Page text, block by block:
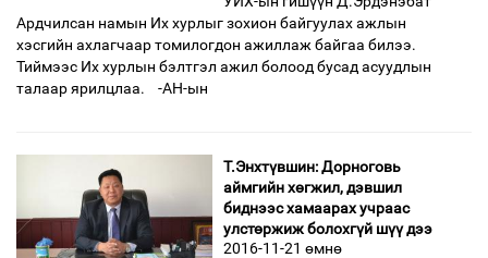
Ардчилсан намын Их хурлыг зохион байгуулах ажлын
хэсгийн ахлагчаар томилогдон ажиллаж байгаа билээ.
Тиймээс Их хурлын бэлтгэл ажил болоод бусад асуудлын
талаар ярилцлаа. -АН-ын
Т.Энхтүвшин: Дорноговь
аймгийн хөгжил, дэвшил
биднээс хамаарах учраас
улстөржиж болохгүй шүү дээ
2016-11-21 өмнө